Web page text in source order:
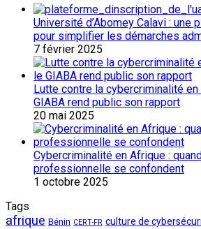
Université d’Abomey Calavi : une
pour simplifier les démarches
7 février 2025
Lutte contre la cybercriminalité
GIABA rend public son rapport
20 mai 2025
Cybercriminalité en Afrique :
professionnelle se confondent
1 octobre 2025
Tags
afrique Bénin CERT-FR culture de